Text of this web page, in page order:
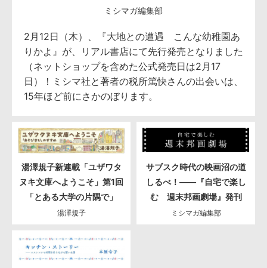
ミシマガ編集部
2月12日（木）、『大地との遭遇 こんな幼稚園あ
りかよ』が、リアル書店にて先行発売となりました
（ネットショップを含めた公式発売日は2月17
日）！ミシマ社と著者の税所篤快さんの出会いは、
15年ほど前にさかのぼります。
湯澤規子新連載「ユザワタ
ヌキ文庫へようこそ」第1回
「とある大学の片隅で」
湯澤規子
サブスク時代の映画沼の道
しるべ！――『自宅で楽し
む 週末邦画劇場』発刊
ミシマガ編集部